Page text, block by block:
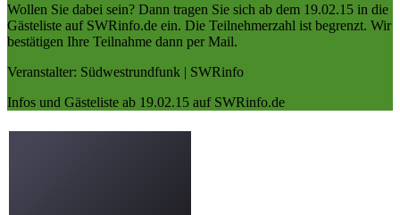
Wollen Sie dabei sein? Dann tragen Sie sich ab dem 19.02.15 in die
Gästeliste auf SWRinfo.de ein. Die Teilnehmerzahl ist begrenzt. Wir
bestätigen Ihre Teilnahme dann per Mail.
Veranstalter: Südwestrundfunk | SWRinfo
Infos und Gästeliste ab 19.02.15 auf SWRinfo.de